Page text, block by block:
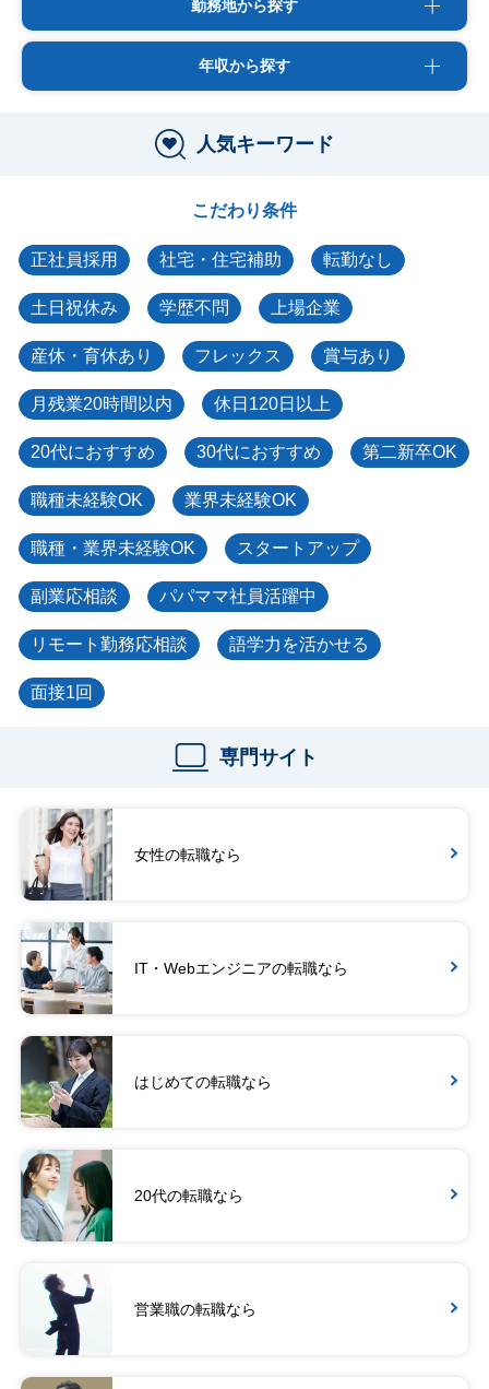
勤務地から探す
年収から探す
人気キーワード
こだわり条件
正社員採用 社宅・住宅補助 転勤なし
土日祝休み 学歴不問 上場企業
産休・育休あり フレックス 賞与あり
月残業20時間以内 休日120日以上
20代におすすめ 30代におすすめ 第二新卒OK
職種未経験OK 業界未経験OK
職種・業界未経験OK スタートアップ
副業応相談 パパママ社員活躍中
リモート勤務応相談 語学力を活かせる
面接1回
専門サイト
女性の転職なら
IT・Webエンジニアの転職なら
はじめての転職なら
20代の転職なら
営業職の転職なら